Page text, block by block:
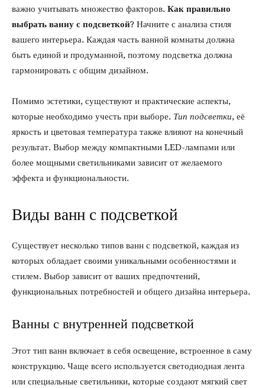
важно учитывать множество факторов. Как правильно
выбрать ванну с подсветкой? Начните с анализа стиля
вашего интерьера. Каждая часть ванной комнаты должна
быть единой и продуманной, поэтому подсветка должна
гармонировать с общим дизайном.
Помимо эстетики, существуют и практические аспекты,
которые необходимо учесть при выборе. Тип подсветки, её
яркость и цветовая температура также влияют на конечный
результат. Выбор между компактными LED-лампами или
более мощными светильниками зависит от желаемого
эффекта и функциональности.
Виды ванн с подсветкой
Существует несколько типов ванн с подсветкой, каждая из
которых обладает своими уникальными особенностями и
стилем. Выбор зависит от ваших предпочтений,
функциональных потребностей и общего дизайна интерьера.
Ванны с внутренней подсветкой
Этот тип ванн включает в себя освещение, встроенное в саму
конструкцию. Чаще всего используется светодиодная лента
или специальные светильники, которые создают мягкий свет